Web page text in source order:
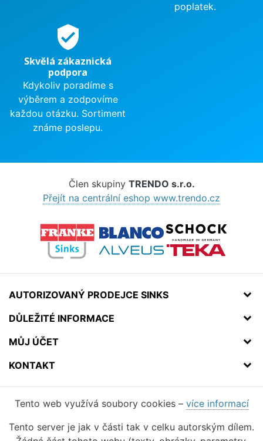
poplatek.
verified_user
Skvělá zákaznická
podpora
Kdykoliv poradíme s
výběrem a zodpovíme
každou otázku. Sortiment
známe poslepu.
Člen skupiny TRENDO s.r.o.
Přejít na centrální eshop www.trendo.cz
AUTORIZOVANÝ PRODEJCE SINKS
DŮLEŽITÉ INFORMACE
MŮJ ÚČET
KONTAKT
Tento web využívá soubory cookies – více informací
Tento server je jak v části tak v celku autorským dílem.